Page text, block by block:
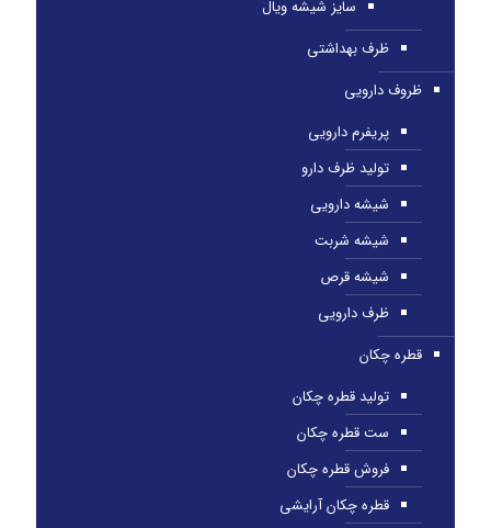
سایز شیشه ویال
ظرف بهداشتی
ظروف دارویی
پریفرم دارویی
تولید ظرف دارو
شیشه دارویی
شیشه شربت
شیشه قرص
ظرف دارویی
قطره چکان
تولید قطره چکان
ست قطره چکان
فروش قطره چکان
قطره چکان آرایشی